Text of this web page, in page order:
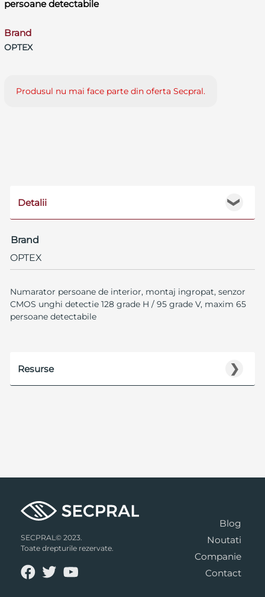
persoane detectabile
Brand
OPTEX
Produsul nu mai face parte din oferta Secpral.
❯
Detalii
Brand
OPTEX
Numarator persoane de interior, montaj ingropat, senzor
CMOS unghi detectie 128 grade H / 95 grade V, maxim 65
persoane detectabile
❯
Resurse
SECPRAL© 2023.
Toate drepturile rezervate.
Blog
Noutati
Companie
Contact